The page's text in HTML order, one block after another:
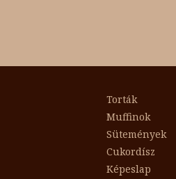
Torták
Muffinok
Sütemények
Cukordísz
Képeslap